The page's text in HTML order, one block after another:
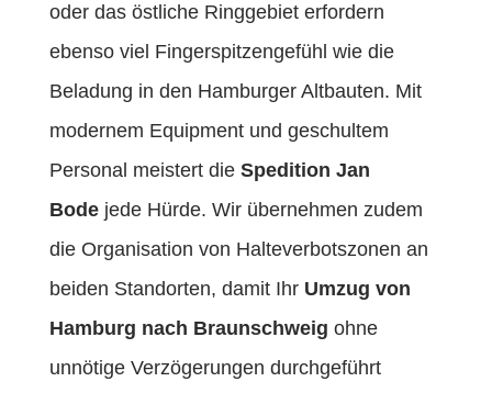
oder das östliche Ringgebiet erfordern
ebenso viel Fingerspitzengefühl wie die
Beladung in den Hamburger Altbauten. Mit
modernem Equipment und geschultem
Personal meistert die Spedition Jan
Bode jede Hürde. Wir übernehmen zudem
die Organisation von Halteverbotszonen an
beiden Standorten, damit Ihr Umzug von
Hamburg nach Braunschweig ohne
unnötige Verzögerungen durchgeführt